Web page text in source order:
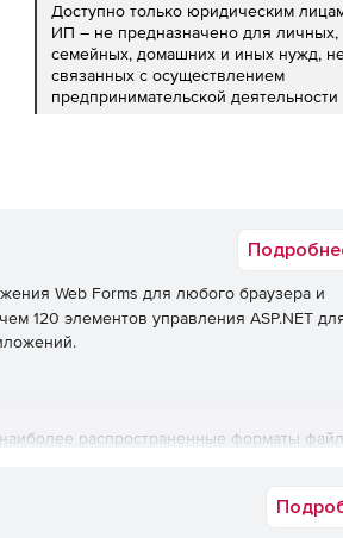
Доступно только юридическим
ИП – не предназначено для личных,
семейных, домашних и иных нужд,
связанных с осуществлением
предпринимательской деятельности
Web Forms для любого браузера и
120 элементов управления ASP.NET
распространенные форматы
простых в настройке решений для